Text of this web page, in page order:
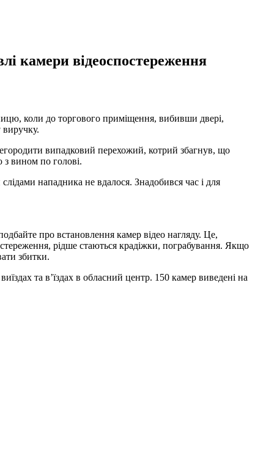
камери відеоспостереження
коли до торгового приміщення, вибивши двері,
випадковий перехожий, котрий збагнув, що
вином по голові.
нападника не вдалося. Знадобився час і для
про встановлення камер відео нагляду. Це,
рідше стаються крадіжки, пограбування. Якщо
збитки.
та в’їздах в обласний центр. 150 камер виведені на